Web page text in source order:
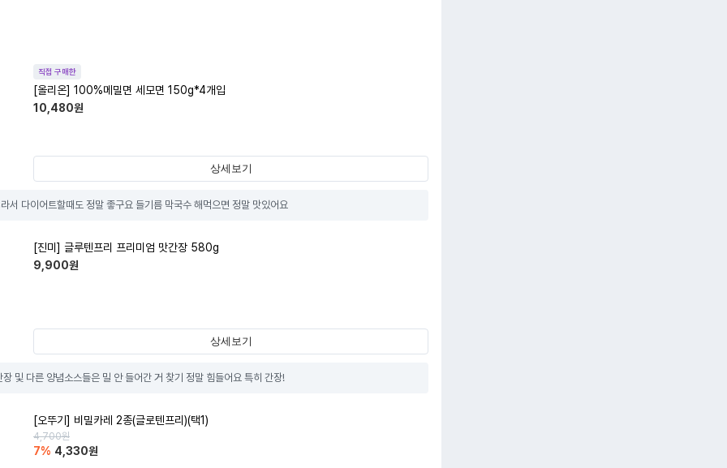
직접 구매한
[올리온] 100%메밀면 세모면 150g*4개입
10,480원
상세보기
서 다이어트할때도 정말 좋구요 들기름 막국수 해먹으면 정말 맛있어요
[진미] 글루텐프리 프리미엄 맛간장 580g
9,900원
상세보기
장 및 다른 양념소스들은 밀 안 들어간 거 찾기 정말 힘들어요 특히 간장!
[오뚜기] 비밀카레 2종(글로텐프리)(택1)
4,700원
7% 4,330원